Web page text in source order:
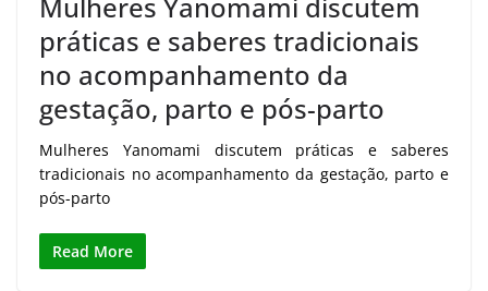
práticas e saberes tradicionais
no acompanhamento da
gestação, parto e pós-parto
Mulheres Yanomami discutem práticas e saberes
tradicionais no acompanhamento da gestação, parto e
pós-parto
Read More